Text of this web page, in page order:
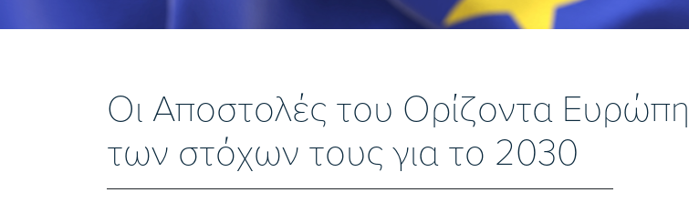
Οι Αποστολές του Ορίζοντα
των στόχων τους για το 2030